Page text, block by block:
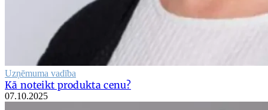
Uzņēmuma vadība
Kā noteikt produkta cenu?
07.10.2025